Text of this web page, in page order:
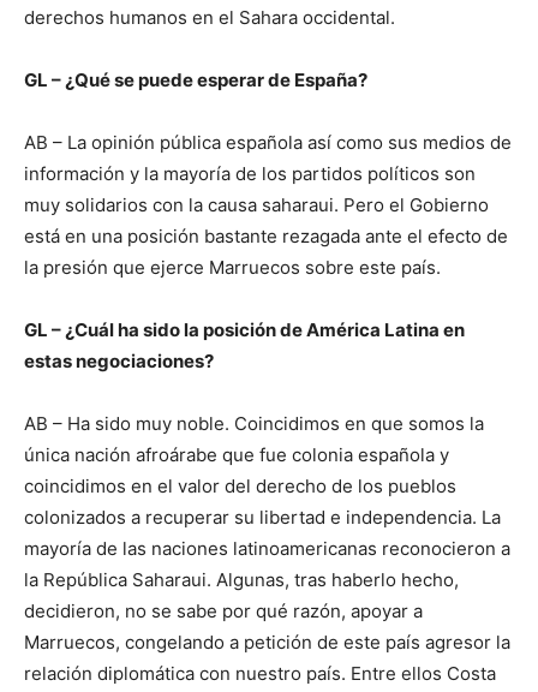
derechos humanos en el Sahara occidental.
GL – ¿Qué se puede esperar de España?
AB – La opinión pública española así como sus medios de
información y la mayoría de los partidos políticos son
muy solidarios con la causa saharaui. Pero el Gobierno
está en una posición bastante rezagada ante el efecto de
la presión que ejerce Marruecos sobre este país.
GL – ¿Cuál ha sido la posición de América Latina en
estas negociaciones?
AB – Ha sido muy noble. Coincidimos en que somos la
única nación afroárabe que fue colonia española y
coincidimos en el valor del derecho de los pueblos
colonizados a recuperar su libertad e independencia. La
mayoría de las naciones latinoamericanas reconocieron a
la República Saharaui. Algunas, tras haberlo hecho,
decidieron, no se sabe por qué razón, apoyar a
Marruecos, congelando a petición de este país agresor la
relación diplomática con nuestro país. Entre ellos Costa